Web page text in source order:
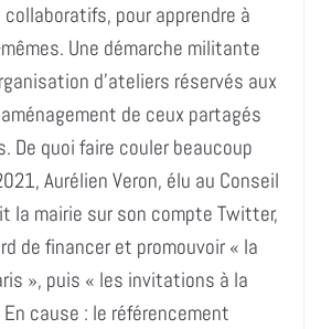
pour apprendre à
Une démarche militante
d’ateliers réservés aux
de ceux partagés
De quoi faire couler beaucoup
Aurélien Veron, élu au Conseil
la mairie sur son compte Twitter,
de financer et promouvoir « la
», puis « les invitations à la
cause : le référencement